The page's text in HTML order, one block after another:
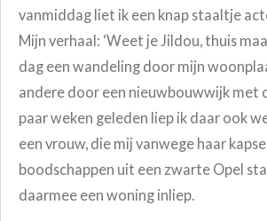
vanmiddag liet ik een knap staaltje
Mijn verhaal: ‘Weet je Jildou, thuis
dag een wandeling door mijn
andere door een nieuwbouwwijk met
paar weken geleden liep ik daar ook
een vrouw, die mij vanwege haar
boodschappen uit een zwarte Opel
daarmee een woning inliep.